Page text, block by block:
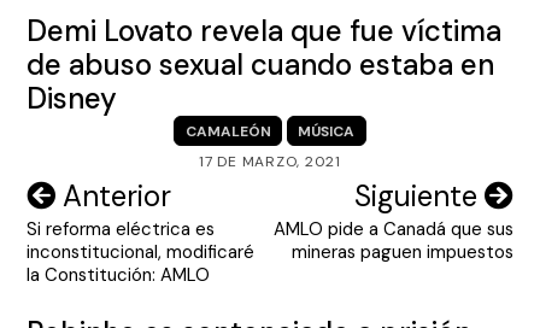
Demi Lovato revela que fue víctima
de abuso sexual cuando estaba en
Disney
CAMALEÓN
MÚSICA
17 DE MARZO, 2021
Navegación
de
entradas
Anterior
Si reforma eléctrica es
inconstitucional, modificaré
la Constitución: AMLO
Siguiente
AMLO pide a Canadá que sus
mineras paguen impuestos